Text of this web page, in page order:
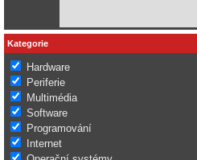
Kategorie
Hardware
Periferie
Multimédia
Software
Programování
Internet